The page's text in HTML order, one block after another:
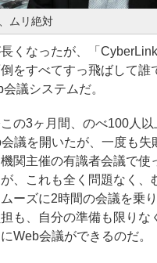
ムリ絶対
くなったが、「CyberLink
をすべてすっ飛ばして誰
議システムだ。
の3ヶ月間、のべ100人以
議を開いたが、一度も失
関主催の有識者会議で使
、これも全く問題なく、
ーズに2時間の会議を乗
も、自分の準備も限りな
Web会議ができるのだ。